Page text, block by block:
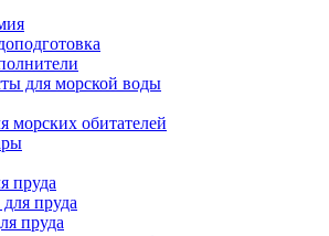
для морской воды
морских обитателей
пруда
пруда
пруда